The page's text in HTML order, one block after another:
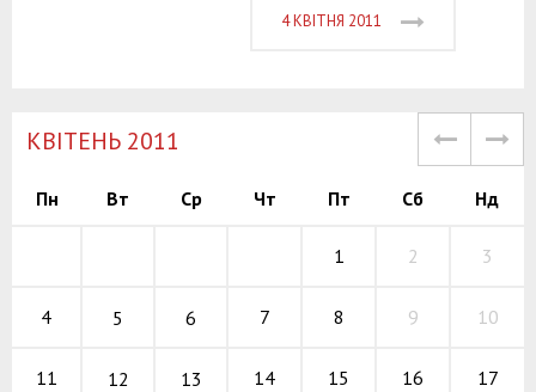
4 КВІТНЯ 2011
КВІТЕНЬ 2011
Пн Вт Ср Чт Пт Сб Нд
1 2 3
4 5 6 7 8 9 10
11 12 13 14 15 16 17